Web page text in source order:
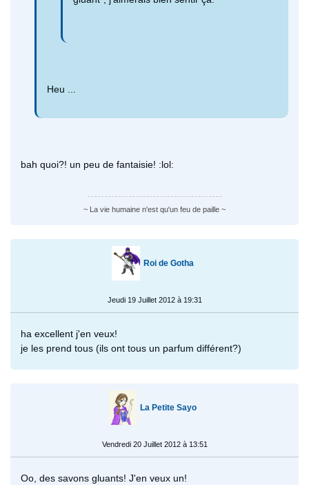
Heu ...
bah quoi?! un peu de fantaisie! :lol:
~ La vie humaine n'est qu'un feu de paille ~
Roi de Gotha
Jeudi 19 Juillet 2012 à 19:31
ha excellent j'en veux!
je les prend tous (ils ont tous un parfum différent?)
La Petite Sayo
Vendredi 20 Juillet 2012 à 13:51
Oo, des savons gluants! J'en veux un!